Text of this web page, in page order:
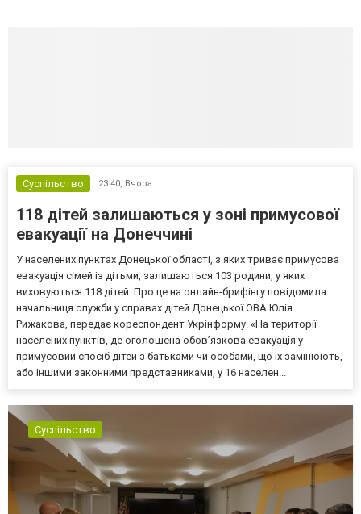
Суспільство 23:40, Вчора
118 дітей залишаються у зоні примусової
евакуації на Донеччині
У населених пунктах Донецької області, з яких триває примусова
евакуація сімей із дітьми, залишаються 103 родини, у яких
виховуються 118 дітей. Про це на онлайн-брифінгу повідомила
начальниця служби у справах дітей Донецької ОВА Юлія
Рижакова, передає кореспондент Укрінформу. «На території
населених пунктів, де оголошена обов’язкова евакуація у
примусовий спосіб дітей з батьками чи особами, що їх замінюють,
або іншими законними представниками, у 16 населен...
Суспільство